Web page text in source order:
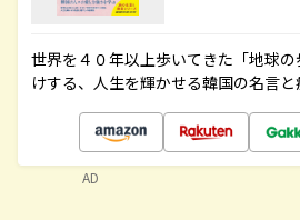
世界を４０年以上歩いてきた「地球
けする、人生を輝かせる韓国の名言
AD